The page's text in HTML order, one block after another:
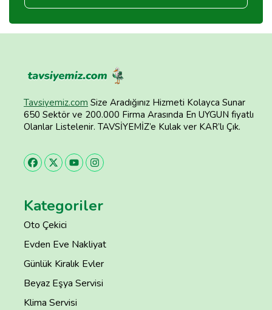
Tavsiyemiz.com Size Aradığınız Hizmeti Kolayca Sunar
650 Sektör ve 200.000 Firma Arasında En UYGUN fiyatlı
Olanlar Listelenir. TAVSİYEMİZ’e Kulak ver KAR’lı Çık.
Kategoriler
Oto Çekici
Evden Eve Nakliyat
Günlük Kiralık Evler
Beyaz Eşya Servisi
Klima Servisi